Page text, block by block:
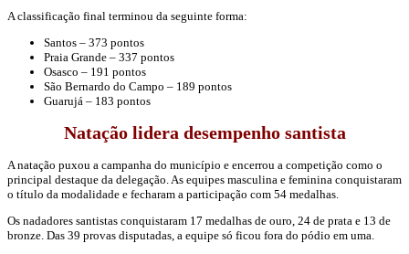
A classificação final terminou da seguinte forma:
Santos – 373 pontos
Praia Grande – 337 pontos
Osasco – 191 pontos
São Bernardo do Campo – 189 pontos
Guarujá – 183 pontos
Natação lidera desempenho santista
A natação puxou a campanha do município e encerrou a competição como o
principal destaque da delegação. As equipes masculina e feminina conquistaram
o título da modalidade e fecharam a participação com 54 medalhas.
Os nadadores santistas conquistaram 17 medalhas de ouro, 24 de prata e 13 de
bronze. Das 39 provas disputadas, a equipe só ficou fora do pódio em uma.